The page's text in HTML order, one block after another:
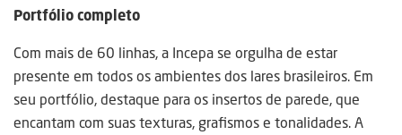
Portfólio completo
Com mais de 60 linhas, a Incepa se orgulha de estar
presente em todos os ambientes dos lares brasileiros. Em
seu portfólio, destaque para os insertos de parede, que
encantam com suas texturas, grafismos e tonalidades. A